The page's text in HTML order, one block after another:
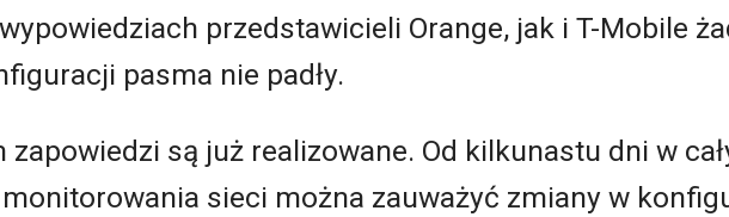
przedstawicieli Orange, jak i T-Mobile
pasma nie padły.
zapowiedzi są już realizowane. Od kilkunastu dni w
sieci można zauważyć zmiany w